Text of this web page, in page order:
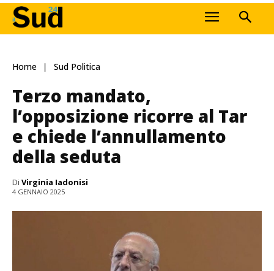
Home Sud Politica
Terzo mandato,
l’opposizione ricorre al Tar
e chiede l’annullamento
della seduta
Di Virginia Iadonisi
4 GENNAIO 2025